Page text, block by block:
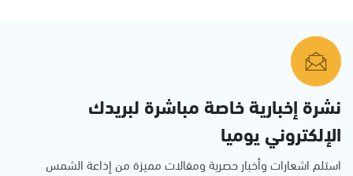
نشرة إخبارية خاصة مباشرة لبريدك
الإلكتروني يوميا
استلم اشعارات وأخبار حصرية ومقالات مميزة من إذاعة الشمس